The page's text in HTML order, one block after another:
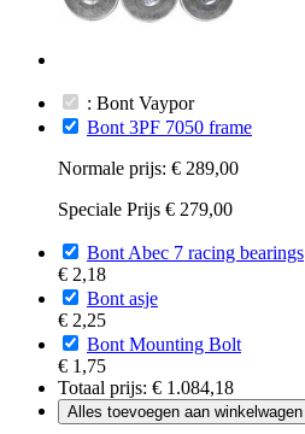
: Bont Vaypor
Bont 3PF 7050 frame
Normale prijs: € 289,00
Speciale Prijs € 279,00
Bont Abec 7 racing bearings
€ 2,18
Bont asje
€ 2,25
Bont Mounting Bolt
€ 1,75
Totaal prijs: € 1.084,18
Alles toevoegen aan winkelwagen